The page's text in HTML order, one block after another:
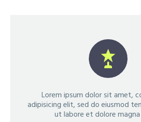


Lorem ipsum dolor sit amet,
adipisicing elit, sed do eiusmod
ut labore et dolore magna